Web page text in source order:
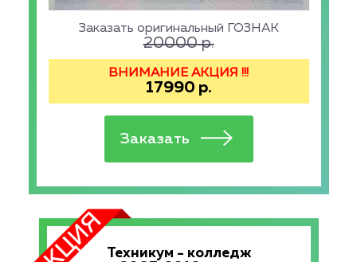
Заказать оригинальный ГОЗНАК
20000р.
ВНИМАНИЕ АКЦИЯ !!!
17990 р.
Техникум - колледж